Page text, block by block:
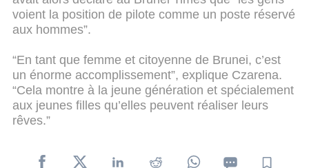
voient la position de pilote comme un poste réservé
aux hommes”.
“En tant que femme et citoyenne de Brunei, c’est
un énorme accomplissement”, explique Czarena.
“Cela montre à la jeune génération et spécialement
aux jeunes filles qu’elles peuvent réaliser leurs
rêves.”